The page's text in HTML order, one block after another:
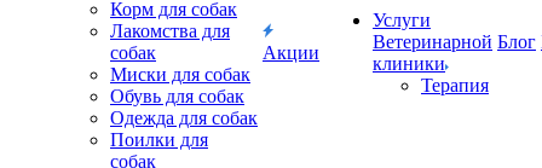
Корм для собак
Лакомства для
собак
Миски для собак
Обувь для собак
Одежда для собак
Поилки для
собак
Акции
Услуги
Ветеринарной
клиники
Терапия
Блог